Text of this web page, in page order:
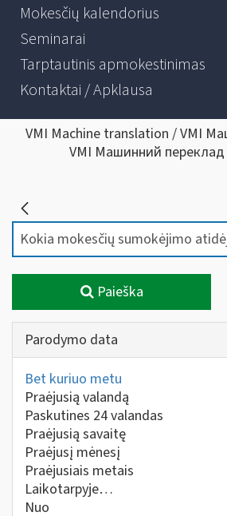
Mokesčių kalendorius
Seminarai
Tarptautinis apmokestinimas
Kontaktai / Apklausa
VMI Machine translation / VMI
VMI Машинний переклад
Paieška
Parodymo data
Bet kuriuo metu
Praėjusią valandą
Paskutines 24 valandas
Praėjusią savaitę
Praėjusį mėnesį
Praėjusiais metais
Laikotarpyje…
Nuo